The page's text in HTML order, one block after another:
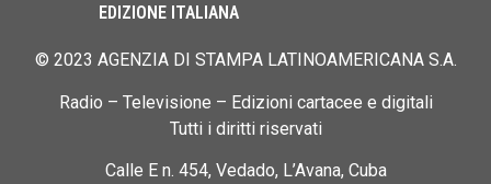
EDIZIONE ITALIANA
© 2023 AGENZIA DI STAMPA LATINOAMERICANA S.A.
Radio – Televisione – Edizioni cartacee e digitali
Tutti i diritti riservati
Calle E n. 454, Vedado, L’Avana, Cuba